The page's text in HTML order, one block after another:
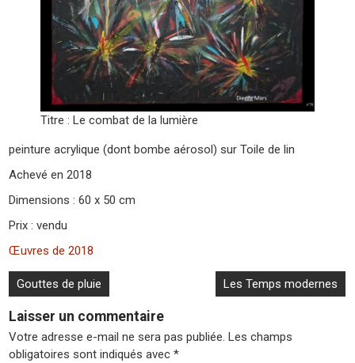
Titre : Le combat de la lumière
peinture acrylique (dont bombe aérosol) sur Toile de lin
Achevé en 2018
Dimensions : 60 x 50 cm
Prix : vendu
Œuvres de 2018
Navigation
de
l’article
Gouttes de pluie Les Temps modernes
Laisser un commentaire
Votre adresse e-mail ne sera pas publiée. Les champs
obligatoires sont indiqués avec*